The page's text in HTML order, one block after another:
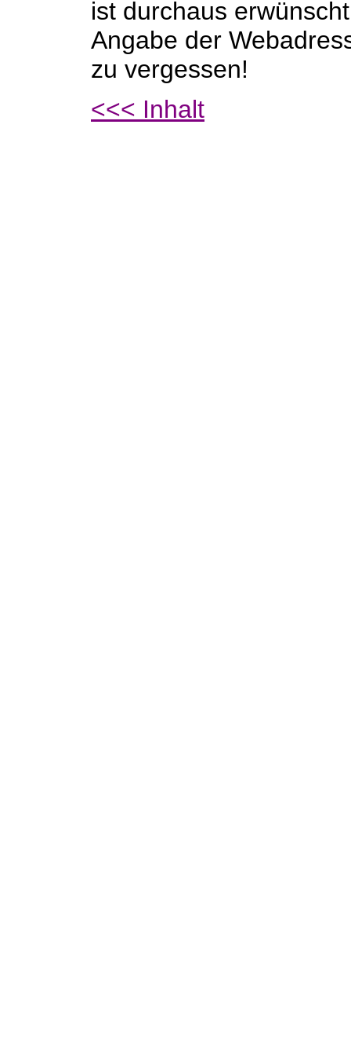
ist durchaus
Angabe der
zu vergessen!
<<< Inhalt